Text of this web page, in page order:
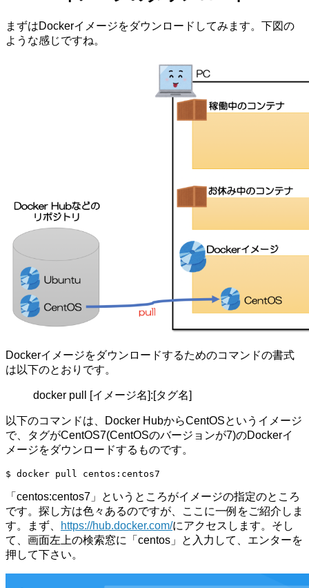
まずはDockerイメージをダウンロードしてみます。下図の
ような感じですね。
Dockerイメージをダウンロードするためのコマンドの書式
は以下のとおりです。
docker pull [イメージ名]:[タグ名]
以下のコマンドは、Docker HubからCentOSというイメージ
で、タグがCentOS7(CentOSのバージョンが7)のDockerイ
メージをダウンロードするものです。
$ docker pull centos:centos7
「centos:centos7」というところがイメージの指定のところ
です。探し方は色々あるのですが、ここに一例をご紹介しま
す。まず、
https://hub.docker.com/にアクセスします。そし
て、画面左上の検索窓に「centos」と入力して、エンターを
押して下さい。